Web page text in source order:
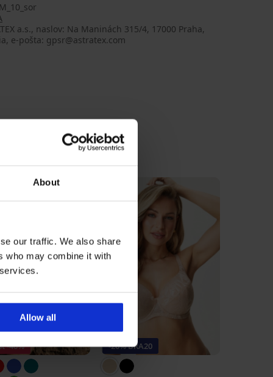
About
our traffic. We also share
who may combine it with
Allow all
a.s., naslov: Na Maninách 315/4, 17000 Praha,
e-pošta: gpsr@astratex.com
-40% -20% BRA20